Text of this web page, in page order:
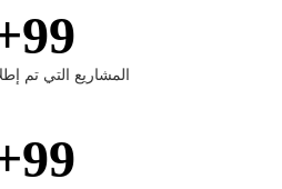
المشاريع التي تم
99
99